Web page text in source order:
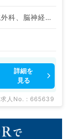
神経内科、整形外科、形成外科、脳神経外科、呼吸器外科、心臓血管外科、泌尿器科、一般内科、循環器内科、呼吸器内科、消化器内科、内分泌・代謝内科、腎臓内科、老年内科、血液内科、外科系全般、一般外科、消化器外科、乳腺外科、膠原病科、大腸・肛門外科
詳細を
見る
求人No. : 665639